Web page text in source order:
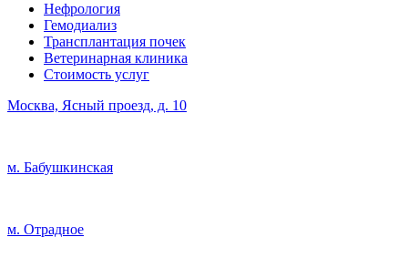
Нефрология
Гемодиализ
Трансплантация почек
Ветеринарная клиника
Стоимость услуг
Москва, Ясный проезд, д. 10
м. Бабушкинская
м. Отрадное